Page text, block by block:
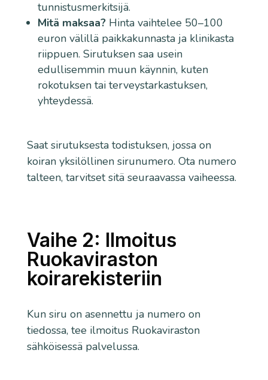
tunnistusmerkitsijä.
Mitä maksaa?Hinta vaihtelee 50–100
euron välillä paikkakunnasta ja klinikasta
riippuen. Sirutuksen saa usein
edullisemmin muun käynnin, kuten
rokotuksen tai terveystarkastuksen,
yhteydessä.
Saat sirutuksesta todistuksen, jossa on
koiran yksilöllinen sirunumero. Ota numero
talteen, tarvitset sitä seuraavassa vaiheessa.
Vaihe 2: Ilmoitus
Ruokaviraston
koirarekisteriin
Kun siru on asennettu ja numero on
tiedossa, tee ilmoitus Ruokaviraston
sähköisessä palvelussa.